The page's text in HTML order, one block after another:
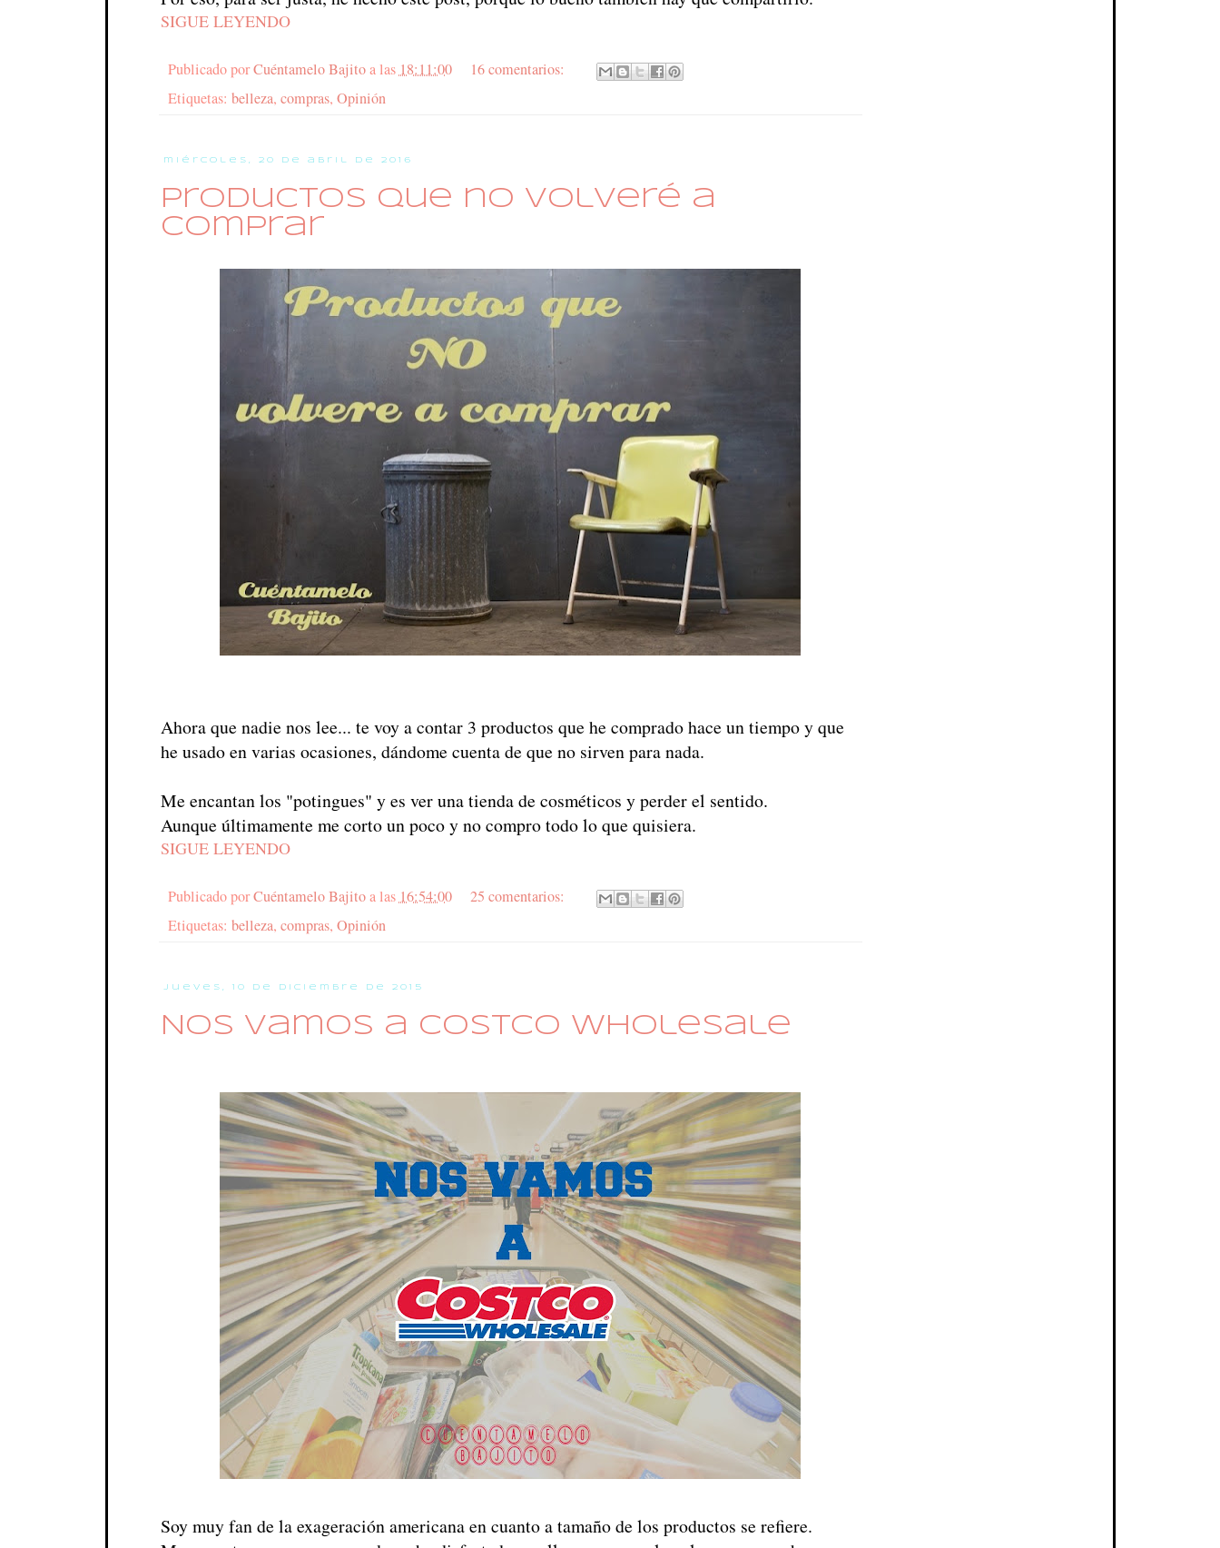
SIGUE LEYENDO
Publicado porCuéntamelo Bajito a las 18:11:00
16 comentarios:
Etiquetas: belleza, compras, Opinión
miércoles, 20 de abril de 2016
Productos que no volveré a
comprar
Ahora que nadie nos lee... te voy a contar 3 productos que he comprado hace un tiempo y que
he usado en varias ocasiones, dándome cuenta de que no sirven para nada.
Me encantan los "potingues" y es ver una tienda de cosméticos y perder el sentido.
Aunque últimamente me corto un poco y no compro todo lo que quisiera.
SIGUE LEYENDO
Publicado porCuéntamelo Bajito a las 16:54:00
25 comentarios:
Etiquetas: belleza, compras, Opinión
jueves, 10 de diciembre de 2015
Nos vamos a COSTCO Wholesale
Soy muy fan de la exageración americana en cuanto a tamaño de los productos se refiere.